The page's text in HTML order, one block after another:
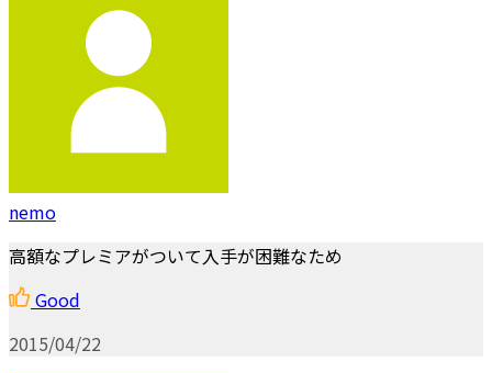
nemo
高額なプレミアがついて入手が困難なため
Good
2015/04/22